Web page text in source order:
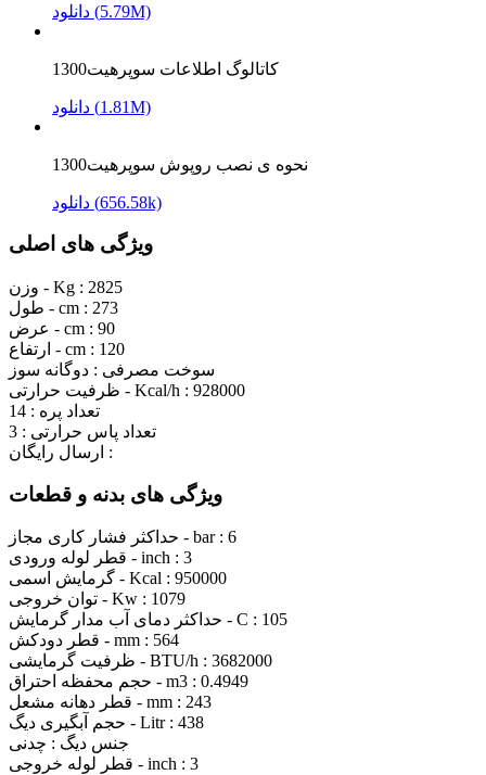
دانلود (5.79M)
کاتالوگ اطلاعات سوپرهیت1300
دانلود (1.81M)
نحوه ی نصب روپوش سوپرهیت1300
دانلود (656.58k)
ویژگی های اصلی
وزن - Kg : 2825
طول - cm : 273
عرض - cm : 90
ارتفاع - cm : 120
سوخت مصرفی : دوگانه سوز
ظرفیت حرارتی - Kcal/h : 928000
تعداد پره : 14
تعداد پاس حرارتی : 3
ارسال رایگان :
ویژگی های بدنه و قطعات
حداکثر فشار کاری مجاز - bar : 6
قطر لوله ورودی - inch : 3
گرمایش اسمی - Kcal : 950000
توان خروجی - Kw : 1079
حداکثر دمای آب مدار گرمایش - C : 105
قطر دودکش - mm : 564
ظرفیت گرمایشی - BTU/h : 3682000
حجم محفظه احتراق - m3 : 0.4949
قطر دهانه مشعل - mm : 243
حجم آبگیری دیگ - Litr : 438
جنس دیگ : چدنی
قطر لوله خروجی - inch : 3